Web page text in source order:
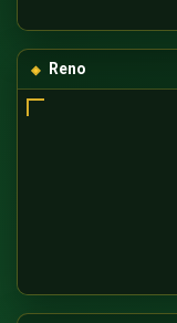
Reno